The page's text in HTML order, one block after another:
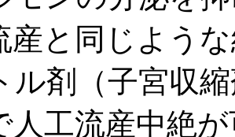
産と同じよう
ル剤（子宮収
人工流産中絶